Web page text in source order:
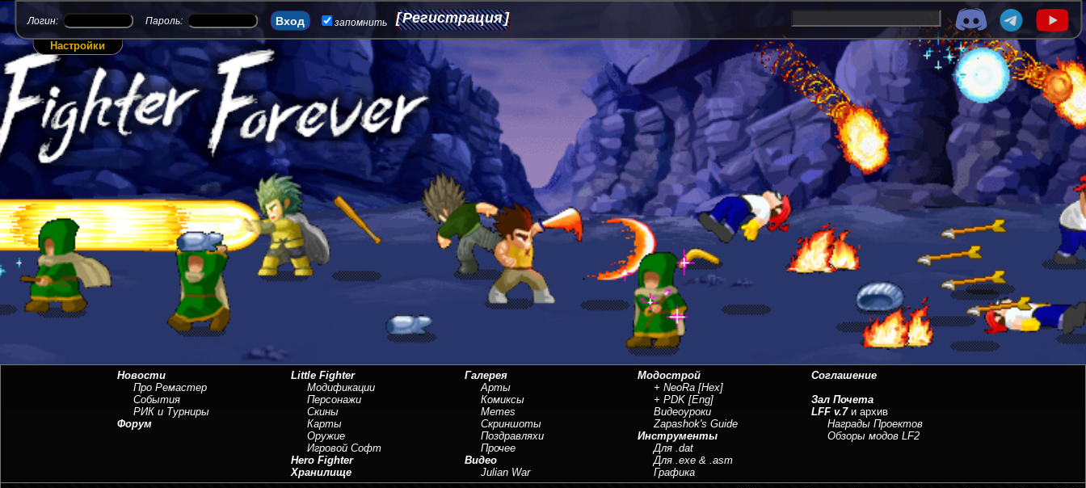
Логин: Пароль: запомнить Регистрация
Настройки
Новости
Про Ремастер
События
РИК и Турниры
Форум
Little Fighter
Модификации
Персонажи
Скины
Карты
Оружие
Игровой Софт
Hero Fighter
Хранилище
Галерея
Арты
Комиксы
Memes
Скриншоты
Поздравляхи
Прочее
Видео
Julian War
Модострой
+ NeoRa [Hex]
+ PDK [Eng]
Видеоуроки
Zapashok's Guide
Инструменты
Для .dat
Для .exe & .asm
Графика
Соглашение
Зал Почета
LFF v.7и архив
Награды Проектов
Обзоры модов LF2